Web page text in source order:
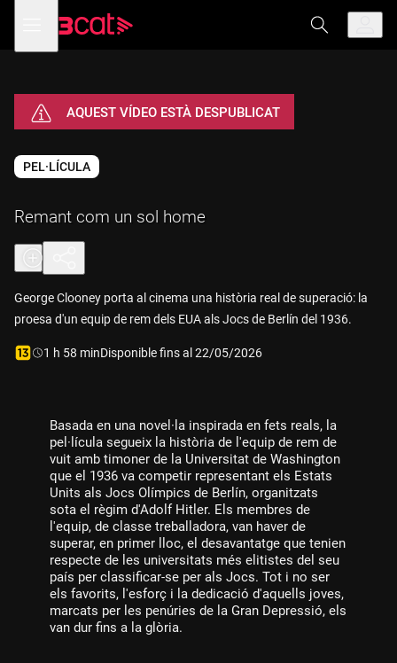
navegació
menú
de
com un sol
home
AQUEST VÍDEO ESTÀ DESPUBLICAT
PEL·LÍCULA
Remant com un sol home
George Clooney porta al cinema una història real de superació: la
proesa d'un equip de rem dels EUA als Jocs de Berlín del 1936.
Durada:
1 h 58 minDisponible fins al 22/05/2026
Basada en una novel·la inspirada en fets reals, la
pel·lícula segueix la història de l'equip de rem de
vuit amb timoner de la Universitat de Washington
que el 1936 va competir representant els Estats
Units als Jocs Olímpics de Berlín, organitzats
sota el règim d'Adolf Hitler. Els membres de
l'equip, de classe treballadora, van haver de
superar, en primer lloc, el desavantatge que tenien
respecte de les universitats més elitistes del seu
país per classificar-se per als Jocs. Tot i no ser
els favorits, l'esforç i la dedicació d'aquells joves,
marcats per les penúries de la Gran Depressió, els
van dur fins a la glòria.